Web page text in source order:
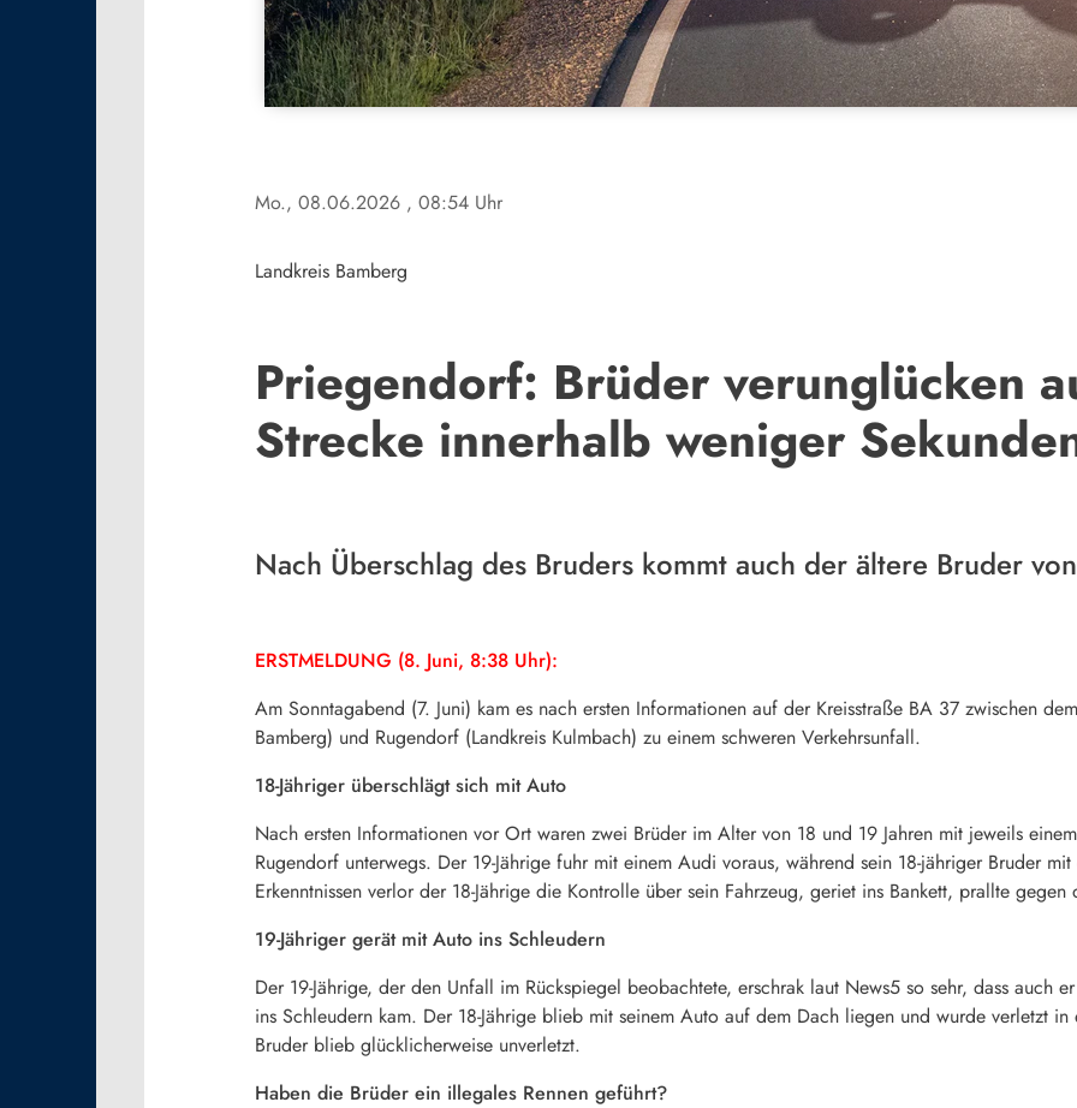
Mo., 08.06.2026 , 08:54 Uhr
Landkreis Bamberg
Priegendorf: Brüder verunglücken
Strecke innerhalb weniger
Nach Überschlag des Bruders kommt auch der ältere Bruder
ERSTMELDUNG (8. Juni, 8:38 Uhr):
Am Sonntagabend (7. Juni) kam es nach ersten Informationen auf der Kreisstraße BA 37 zwischen
Bamberg) und Rugendorf (Landkreis Kulmbach) zu einem schweren Verkehrsunfall.
18-Jähriger überschlägt sich mit Auto
Nach ersten Informationen vor Ort waren zwei Brüder im Alter von 18 und 19 Jahren mit jeweils
Rugendorf unterwegs. Der 19-Jährige fuhr mit einem Audi voraus, während sein 18-jähriger Bruder
Erkenntnissen verlor der 18-Jährige die Kontrolle über sein Fahrzeug, geriet ins Bankett, prallte
19-Jähriger gerät mit Auto ins Schleudern
Der 19-Jährige, der den Unfall im Rückspiegel beobachtete, erschrak laut News5 so sehr, dass auch
ins Schleudern kam. Der 18-Jährige blieb mit seinem Auto auf dem Dach liegen und wurde verletzt
Bruder blieb glücklicherweise unverletzt.
Haben die Brüder ein illegales Rennen geführt?